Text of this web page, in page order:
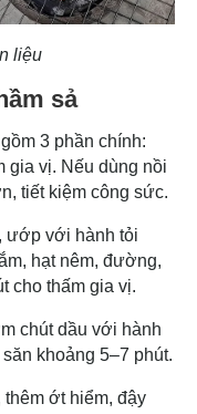
liệu
sả
3 phần chính:
gia vị. Nếu dùng nồi
tiết kiệm công sức.
ướp với hành tỏi
hạt nêm, đường,
cho thấm gia vị.
chút dầu với hành
khoảng 5–7 phút.
ớt hiểm, đậy